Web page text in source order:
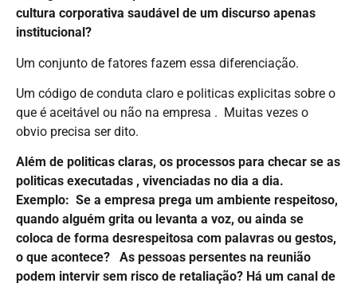
cultura corporativa saudável de um discurso apenas
institucional?
Um conjunto de fatores fazem essa diferenciação.
Um código de conduta claro e politicas explicitas sobre o
que é aceitável ou não na empresa . Muitas vezes o
obvio precisa ser dito.
Além de politicas claras, os processos para checar se as
politicas executadas , vivenciadas no dia a dia.
Exemplo: Se a empresa prega um ambiente respeitoso,
quando alguém grita ou levanta a voz, ou ainda se
coloca de forma desrespeitosa com palavras ou gestos,
o que acontece? As pessoas persentes na reunião
podem intervir sem risco de retaliação? Há um canal de